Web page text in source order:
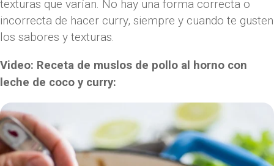
texturas que varían. No hay una forma correcta o
incorrecta de hacer curry, siempre y cuando te gusten
los sabores y texturas.
Video: Receta de muslos de pollo al horno con
leche de coco y curry: